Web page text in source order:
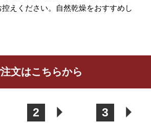
控えください。自然乾燥をおすすめし
カバー
テン
文はこちらから
2 3